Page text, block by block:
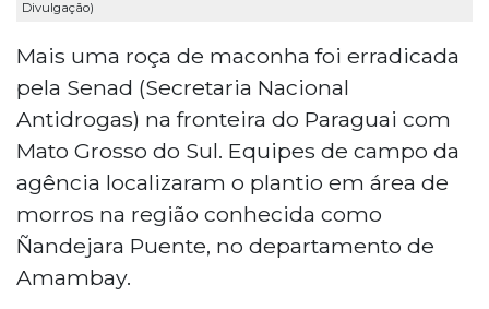
Divulgação)
Mais uma roça de maconha foi erradicada
pela Senad (Secretaria Nacional
Antidrogas) na fronteira do Paraguai com
Mato Grosso do Sul. Equipes de campo da
agência localizaram o plantio em área de
morros na região conhecida como
Ñandejara Puente, no departamento de
Amambay.